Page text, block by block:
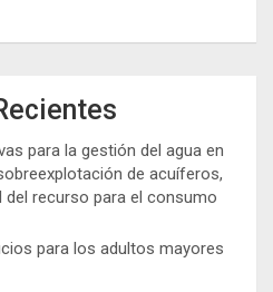
para la gestión del agua en
de acuíferos,
recurso para el consumo
para los adultos mayores